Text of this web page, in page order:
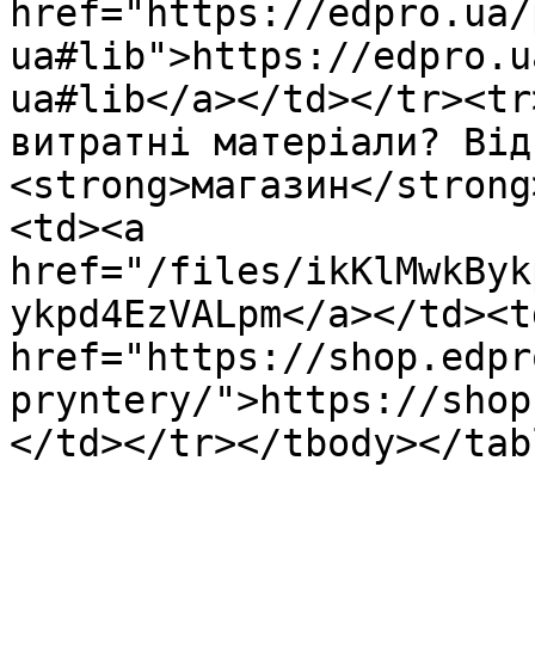
href="https://
ua#lib">https://
ua#lib</a></td></
витратні матеріали?
<strong>магазин</
<td><a
href="/files/
ykpd4EzVALpm</a></
href="https://
pryntery/">https://